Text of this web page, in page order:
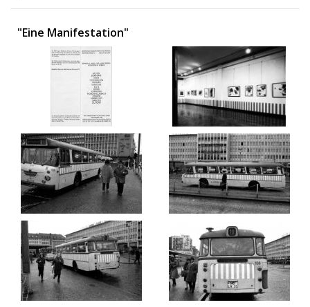
"Eine Manifestation"